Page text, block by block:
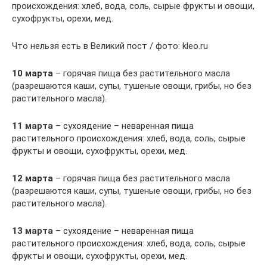
происхождения: хлеб, вода, соль, сырые фрукты и овощи,
сухофрукты, орехи, мед.
Что нельзя есть в Великий пост / фото: kleo.ru
10 марта – горячая пища без растительного масла
(разрешаются каши, супы, тушеные овощи, грибы, но без
растительного масла).
11 марта – сухоядение – неваренная пища
растительного происхождения: хлеб, вода, соль, сырые
фрукты и овощи, сухофрукты, орехи, мед.
12 марта – горячая пища без растительного масла
(разрешаются каши, супы, тушеные овощи, грибы, но без
растительного масла).
13 марта – сухоядение – неваренная пища
растительного происхождения: хлеб, вода, соль, сырые
фрукты и овощи, сухофрукты, орехи, мед.